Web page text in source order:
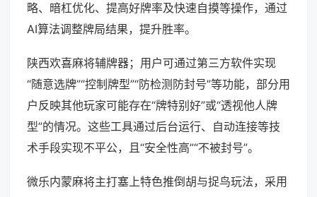
略、暗杠优化、提高好牌率及快速自摸等操作，通过
AI算法调整牌局结果，提升胜率。
陕西欢喜麻将辅牌器；用户可通过第三方软件实现
“随意选牌”“控制牌型”“防检测防封号”等功能，部分用
户反映其他玩家可能存在“牌特别好”或“透视他人牌
型”的情况。这些工具通过后台运行、自动连接等技
术手段实现不平公，且“安全性高”“不被封号”。
微乐内蒙麻将主打塞上特色推倒胡与捉鸟玩法，采用